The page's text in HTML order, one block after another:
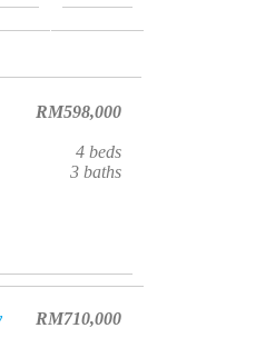
RM598,000
4 beds
3 baths
RM710,000